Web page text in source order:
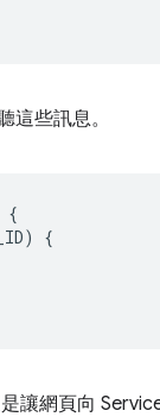
這些訊息。
{
)
{
讓網頁向